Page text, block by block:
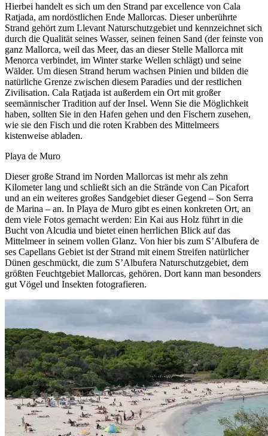
Hierbei handelt es sich um den Strand par excellence von Cala
Ratjada, am nordöstlichen Ende Mallorcas. Dieser unberührte
Strand gehört zum Llevant Naturschutzgebiet und kennzeichnet sich
durch die Qualität seines Wasser, seinen feinen Sand (der feinste von
ganz Mallorca, weil das Meer, das an dieser Stelle Mallorca mit
Menorca verbindet, im Winter starke Wellen schlägt) und seine
Wälder. Um diesen Strand herum wachsen Pinien und bilden die
natürliche Grenze zwischen diesem Paradies und der restlichen
Zivilisation. Cala Ratjada ist außerdem ein Ort mit großer
seemännischer Tradition auf der Insel. Wenn Sie die Möglichkeit
haben, sollten Sie in den Hafen gehen und den Fischern zusehen,
wie sie den Fisch und die roten Krabben des Mittelmeers
kistenweise abladen.
Playa de Muro
Dieser große Strand im Norden Mallorcas ist mehr als zehn
Kilometer lang und schließt sich an die Strände von Can Picafort
und an ein weiteres großes Sandgebiet dieser Gegend – Son Serra
de Marina – an. In Playa de Muro gibt es einen konkreten Ort, an
dem viele Fotos gemacht werden: Ein Kai aus Holz führt in die
Bucht von Alcudia und bietet einen herrlichen Blick auf das
Mittelmeer in seinem vollen Glanz. Von hier bis zum S’Albufera de
ses Capellans Gebiet ist der Strand mit einem Streifen natürlicher
Dünen geschmückt, die zum S’Albufera Naturschutzgebiet, dem
größten Feuchtgebiet Mallorcas, gehören. Dort kann man besonders
gut Vögel und Insekten fotografieren.